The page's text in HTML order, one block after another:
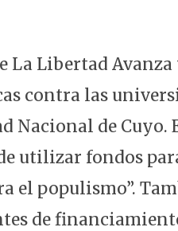
La Libertad
contra las
Nacional de Cuyo.
utilizar fondos
el populismo”.
de